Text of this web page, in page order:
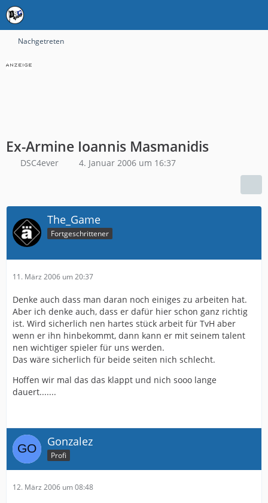
Nachgetreten
Ex-Armine Ioannis Masmanidis
DSC4ever 4. Januar 2006 um 16:37
The_Game
Fortgeschrittener
11. März 2006 um 20:37
Denke auch dass man daran noch einiges zu arbeiten hat.
Aber ich denke auch, dass er dafür hier schon ganz richtig
ist. Wird sicherlich nen hartes stück arbeit für TvH aber
wenn er ihn hinbekommt, dann kann er mit seinem talent
nen wichtiger spieler für uns werden.
Das wäre sicherlich für beide seiten nich schlecht.
Hoffen wir mal das das klappt und nich sooo lange
dauert.......
Gonzalez
Profi
12. März 2006 um 08:48